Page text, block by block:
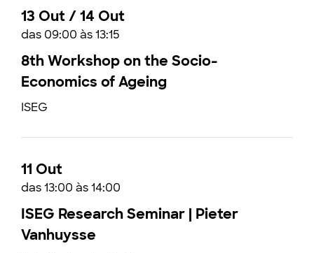
13 Out / 14 Out
das 09:00 às 13:15
8th Workshop on the Socio-
Economics of Ageing
ISEG
11 Out
das 13:00 às 14:00
ISEG Research Seminar | Pieter
Vanhuysse